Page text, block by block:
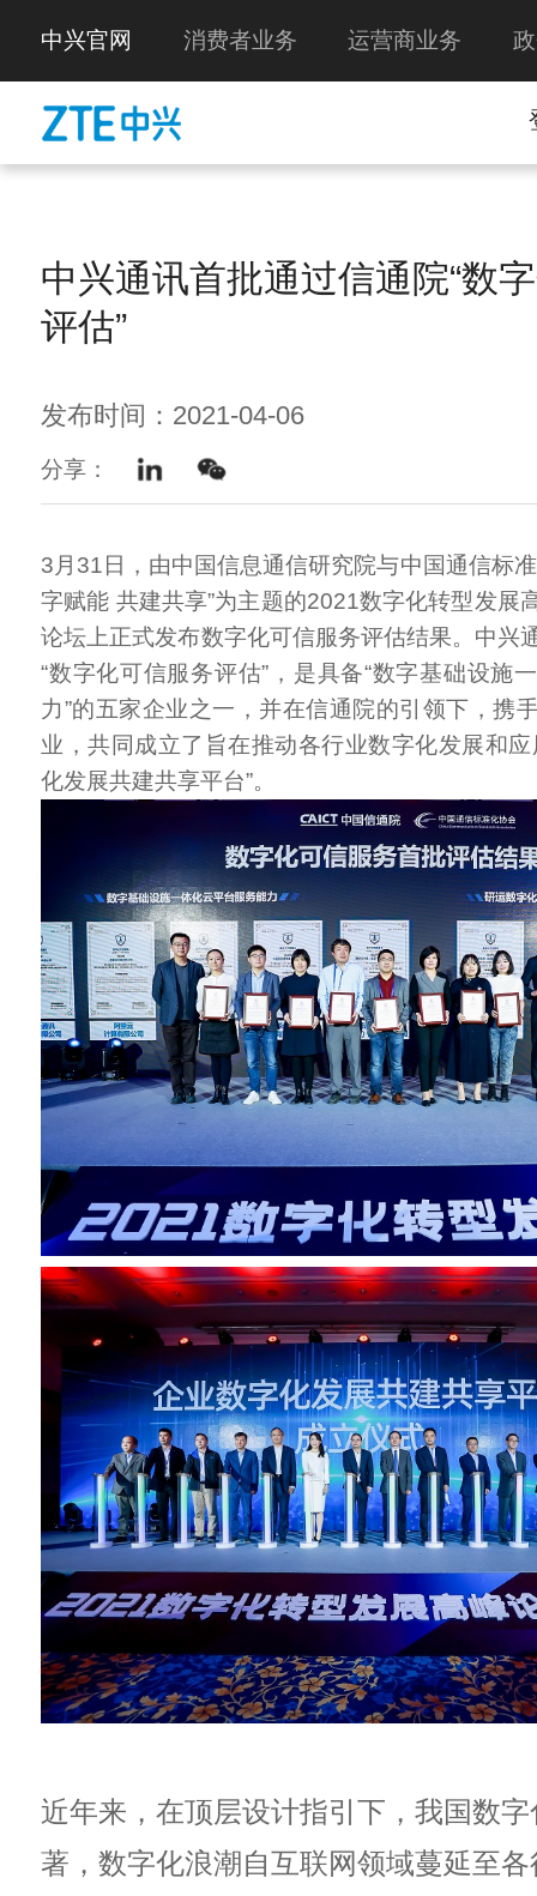
中兴官网 消费者业务 运营商业务
中兴通讯首批通过信通院“数
评估”
发布时间：2021-04-06
分享：
3月31日，由中国信息通信研究院与中国通信标
字赋能 共建共享”为主题的2021数字化转型发展
论坛上正式发布数字化可信服务评估结果。中兴
“数字化可信服务评估”，是具备“数字基础设施
力”的五家企业之一，并在信通院的引领下，携
业，共同成立了旨在推动各行业数字化发展和应
化发展共建共享平台”。
近年来，在顶层设计指引下，我国数
著，数字化浪潮自互联网领域蔓延至